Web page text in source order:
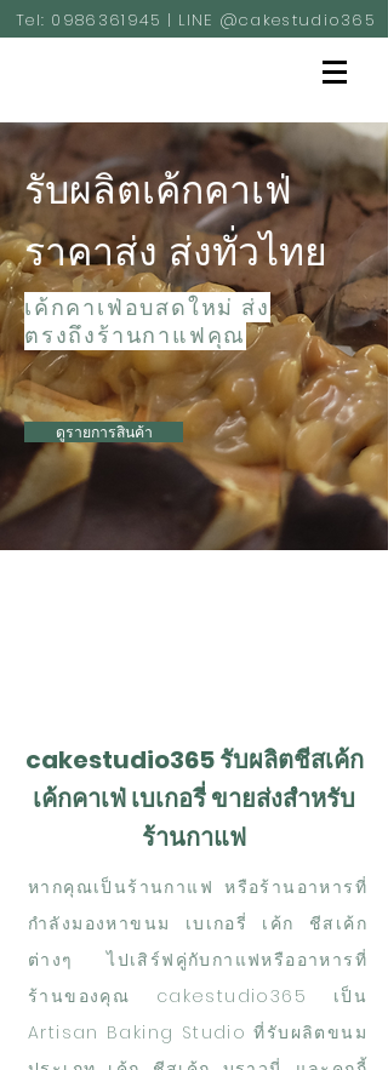
Tel: 0986361945 | LINE @cakestudio365
รับผลิตเค้กคาเฟ่
ราคาส่ง ส่งทั่วไทย
เค้กคาเฟ่อบสดใหม่ ส่ง
ตรงถึงร้านกาแฟคุณ
ดูรายการสินค้า
cakestudio365 รับผลิตชีสเค้ก
เค้กคาเฟ่เบเกอรี่ ขายส่งสำหรับ
ร้านกาแฟ
หากคุณเป็นร้านกาแฟ หรือร้านอาหารที่
กำลังมองหาขนม เบเกอรี่ เค้ก ชีสเค้ก
ต่างๆ ไปเสิร์ฟคู่กับกาแฟหรืออาหารที่
ร้านของคุณ cakestudio365 เป็น
Artisan Baking Studio ที่รับผลิตขนม